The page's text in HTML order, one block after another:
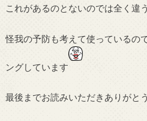
これがあるのとないのでは全く違
怪我の予防も考えて使っているの
ングしています
最後までお読みいただきありがと